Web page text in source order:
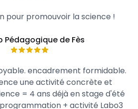
pour promouvoir la science !
Pédagogique de Fès
encadrement formidable.
une activité concrète et
= 4 ans déjà en stage d'été
+ activité Labo3